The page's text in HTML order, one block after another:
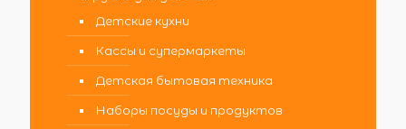
Детские кухни
Кассы и супермаркеты
Детская бытовая техника
Наборы посуды и продуктов